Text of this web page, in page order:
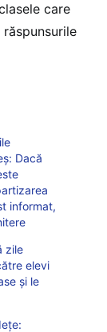
care
Dacă
informat,
zile
elevi
și le